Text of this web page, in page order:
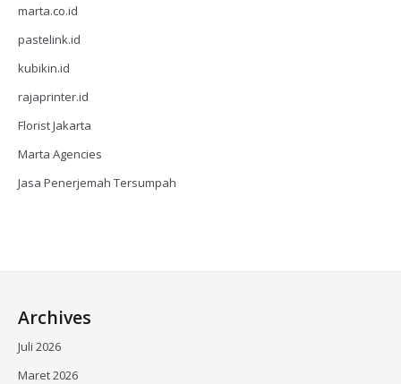
marta.co.id
pastelink.id
kubikin.id
rajaprinter.id
Florist Jakarta
Marta Agencies
Jasa Penerjemah Tersumpah
Archives
Juli 2026
Maret 2026